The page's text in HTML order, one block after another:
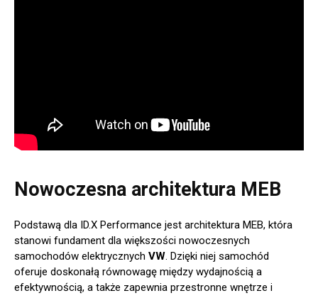
Nowoczesna architektura MEB
Podstawą dla ID.X Performance jest architektura MEB, która
stanowi fundament dla większości nowoczesnych
samochodów elektrycznych VW. Dzięki niej samochód
oferuje doskonałą równowagę między wydajnością a
efektywnością, a także zapewnia przestronne wnętrze i